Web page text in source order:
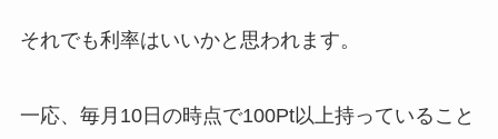
それでも利率はいいかと思われます。
一応、毎月10日の時点で100Pt以上持っていること